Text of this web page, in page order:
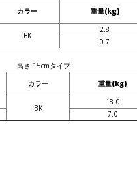
カラー 重量(kg)
BK
2.8
0.7
高さ 15cmタイプ
カラー 重量(kg)
BK
18.0
7.0